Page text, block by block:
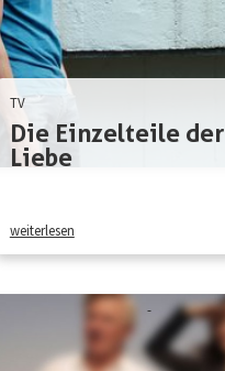
TV
Die Einzelteile der
Liebe
weiterlesen